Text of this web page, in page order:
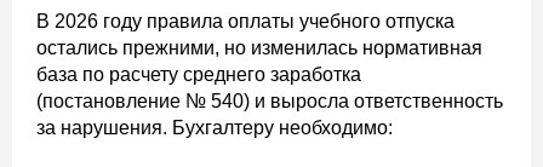
В 2026 году правила оплаты учебного отпуска
остались прежними, но изменилась нормативная
база по расчету среднего заработка
(постановление № 540) и выросла ответственность
за нарушения. Бухгалтеру необходимо: